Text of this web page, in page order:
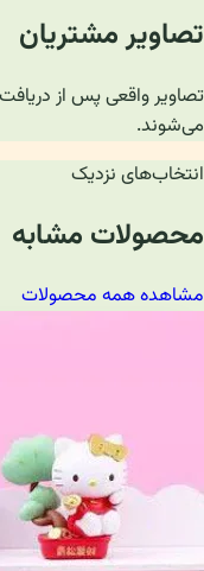
تصاویر مشتریان
تصاویر واقعی پس از
می‌شوند.
انتخاب‌های نزدیک
محصولات مشابه
مشاهده همه محصولات